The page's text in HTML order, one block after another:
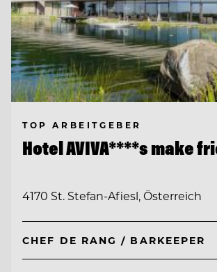
TOP ARBEITGEBER
Hotel AVIVA****s make
4170 St. Stefan-Afiesl, Österreich
CHEF DE RANG / BARKEEPER